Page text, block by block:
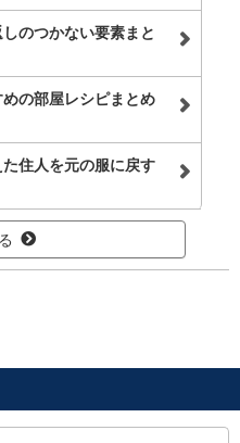
のつかない要素まと
めの部屋レシピまとめ
た住人を元の服に戻す